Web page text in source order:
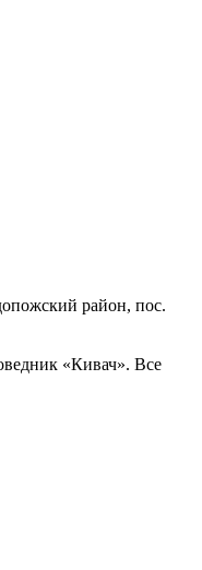
район, пос.
«Кивач». Все